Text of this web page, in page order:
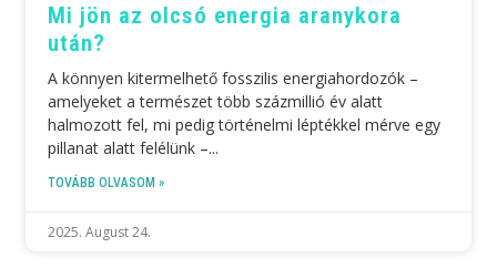
Mi jön az olcsó energia aranykora
után?
A könnyen kitermelhető fosszilis energiahordozók –
amelyeket a természet több százmillió év alatt
halmozott fel, mi pedig történelmi léptékkel mérve egy
pillanat alatt felélünk –
TOVÁBB OLVASOM »
2025. August 24.